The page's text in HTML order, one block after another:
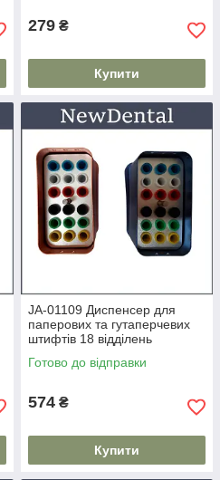
279 ₴
Купити
JA-01109 Диспенсер для
паперових та гутаперчевих
штифтів 18 відділень
Готово до відправки
574 ₴
Купити